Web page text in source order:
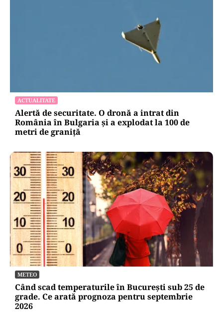
ACTUALITATE
Alertă de securitate. O dronă a intrat din
România în Bulgaria şi a explodat la 100 de
metri de graniţă
METEO
Când scad temperaturile în București sub 25 de
grade. Ce arată prognoza pentru septembrie
2026